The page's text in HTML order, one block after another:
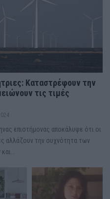
Καταστρέφουν την
τις τιμές
επιστήμονας αποκάλυψε ότι οι
αλλάζουν την συχνότητα των